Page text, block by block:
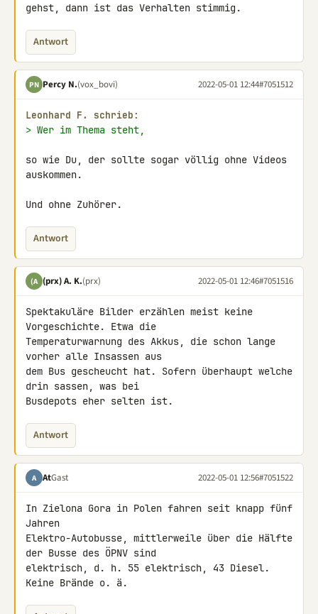
gehst, dann ist das Verhalten stimmig.
Antwort
PN Percy N.(vox_bovi) 2022-05-01 12:44#7051512
Leonhard F. schrieb:
> Wer im Thema steht,
so wie Du, der sollte sogar völlig ohne Videos
auskommen.
Und ohne Zuhörer.
Antwort
(A (prx) A. K.(prx) 2022-05-01 12:46#7051516
Spektakuläre Bilder erzählen meist keine
Vorgeschichte. Etwa die
Temperaturwarnung des Akkus, die schon lange
vorher alle Insassen aus
dem Bus gescheucht hat. Sofern überhaupt welche
drin sassen, was bei
Busdepots eher selten ist.
Antwort
A AtGast 2022-05-01 12:56#7051522
In Zielona Gora in Polen fahren seit knapp fünf
Jahren
Elektro-Autobusse, mittlerweile über die Hälfte
der Busse des ÖPNV sind
elektrisch, d. h. 55 elektrisch, 43 Diesel.
Keine Brände o. ä.